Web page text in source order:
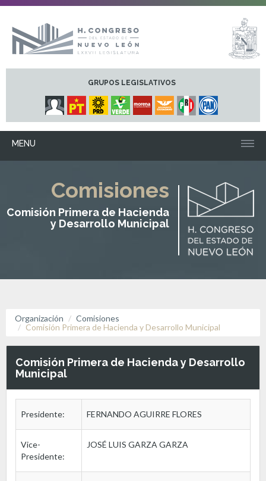
GRUPOS LEGISLATIVOS
MENU
Comisiones
Comisión Primera de Hacienda
y Desarrollo Municipal
Organización
Comisiones
Comisión Primera de Hacienda y Desarrollo Municipal
Comisión Primera de Hacienda y Desarrollo
Municipal
Presidente: FERNANDO AGUIRRE FLORES
Vice-
Presidente:
JOSÉ LUIS GARZA GARZA